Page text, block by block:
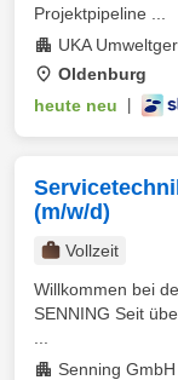
Projektpipeline ...
UKA
Oldenburg
heute neu
(m/w/d)
Vollzeit
Willkommen bei
SENNING Seit
Senning GmbH